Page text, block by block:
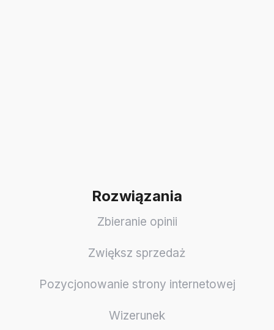
Rozwiązania
Zbieranie opinii
Zwiększ sprzedaż
Pozycjonowanie strony internetowej
Wizerunek